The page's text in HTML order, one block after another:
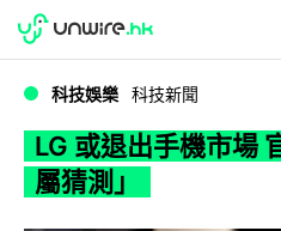
WWDC 2026
科技娛樂 科技新聞
LG 或退出手機市場
屬猜測」